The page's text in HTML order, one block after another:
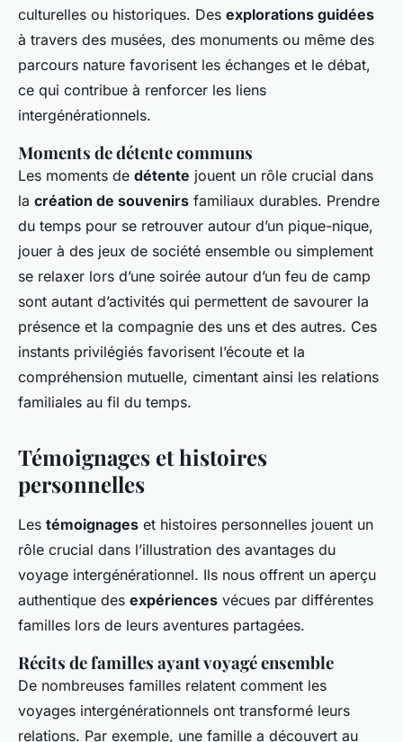
culturelles ou historiques. Des explorations guidées
à travers des musées, des monuments ou même des
parcours nature favorisent les échanges et le débat,
ce qui contribue à renforcer les liens
intergénérationnels.
Moments de détente communs
Les moments de détente jouent un rôle crucial dans
la création de souvenirs familiaux durables. Prendre
du temps pour se retrouver autour d’un pique-nique,
jouer à des jeux de société ensemble ou simplement
se relaxer lors d’une soirée autour d’un feu de camp
sont autant d’activités qui permettent de savourer la
présence et la compagnie des uns et des autres. Ces
instants privilégiés favorisent l’écoute et la
compréhension mutuelle, cimentant ainsi les relations
familiales au fil du temps.
Témoignages et histoires
personnelles
Les témoignages et histoires personnelles jouent un
rôle crucial dans l’illustration des avantages du
voyage intergénérationnel. Ils nous offrent un aperçu
authentique des expériences vécues par différentes
familles lors de leurs aventures partagées.
Récits de familles ayant voyagé ensemble
De nombreuses familles relatent comment les
voyages intergénérationnels ont transformé leurs
relations. Par exemple, une famille a découvert au